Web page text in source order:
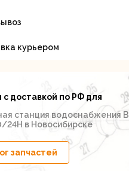
курьером
с доставкой по РФ для
станция водоснабжения
24Н в Новосибирске
запчастей